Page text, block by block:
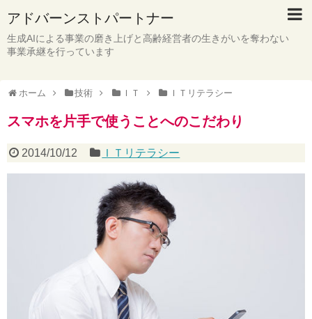
アドバーンストパートナー
生成AIによる事業の磨き上げと高齢経営者の生きがいを奪わない
事業承継を行っています
ホーム 技術 ＩＴ ＩＴリテラシー
スマホを片手で使うことへのこだわり
2014/10/12 ＩＴリテラシー